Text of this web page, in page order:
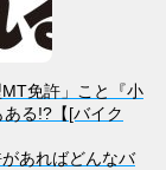
免許」こと『小
る!?【[バイク
あればどんなバ